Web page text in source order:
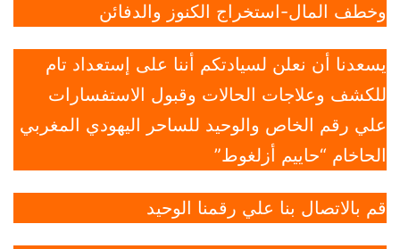
وخطف المال-استخراج الكنوز والدفائن
يسعدنا أن نعلن لسيادتكم أننا على إستعداد تام
للكشف وعلاجات الحالات وقبول الاستفسارات
علي رقم الخاص والوحيد للساحر اليهودي المغربي
الحاخام “حاييم أزلغوط”
قم بالاتصال بنا علي رقمنا الوحيد